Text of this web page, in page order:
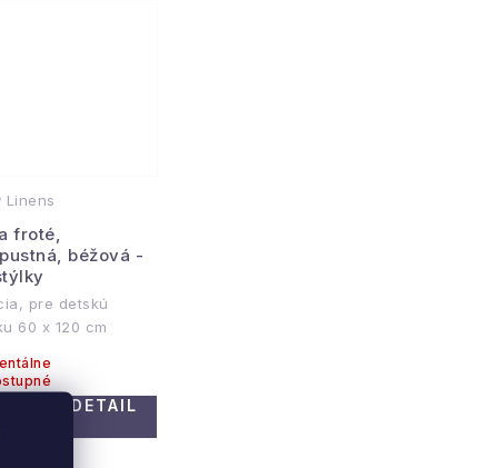
Linens
froté,
béžová -
pre detskú
60 x 120 cm
DETAIL